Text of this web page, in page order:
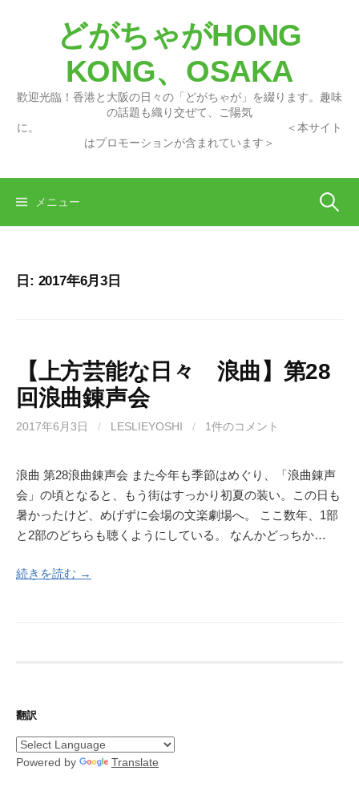
どがちゃがHONG
KONG、OSAKA
歡迎光臨！香港と大阪の日々の「どがちゃが」を綴ります。趣味
の話題も織り交ぜて、ご陽気
に。 ＜本サイト
はプロモーションが含まれています＞
メニュー 検
日: 2017年6月3日
【上方芸能な日々 浪曲】第28
回浪曲錬声会
2017年6月3日 / LESLIEYOSHI / 1件のコメント
浪曲 第28浪曲錬声会 また今年も季節はめぐり、「浪曲錬声
会」の頃となると、もう街はすっかり初夏の装い。この日も
暑かったけど、めげずに会場の文楽劇場へ。 ここ数年、1部
と2部のどちらも聴くようにしている。 なんかどっちか…
続きを読む →
翻訳
Powered by Translate